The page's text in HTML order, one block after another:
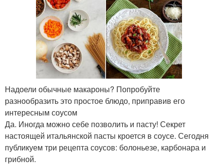
Надоели обычные макароны? Попробуйте
разнообразить это простое блюдо, приправив его
интересным соусом
Да. Иногда можно себе позволить и пасту! Секрет
настоящей итальянской пасты кроется в соусе. Сегодня
публикуем три рецепта соусов: болоньезе, карбонара и
грибной.